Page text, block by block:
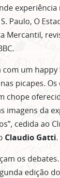
Paulo, O
Mercantil,
um happy
picapes. Os
chope
imagens da
cedida ao
Claudio Gatti.
os
edição